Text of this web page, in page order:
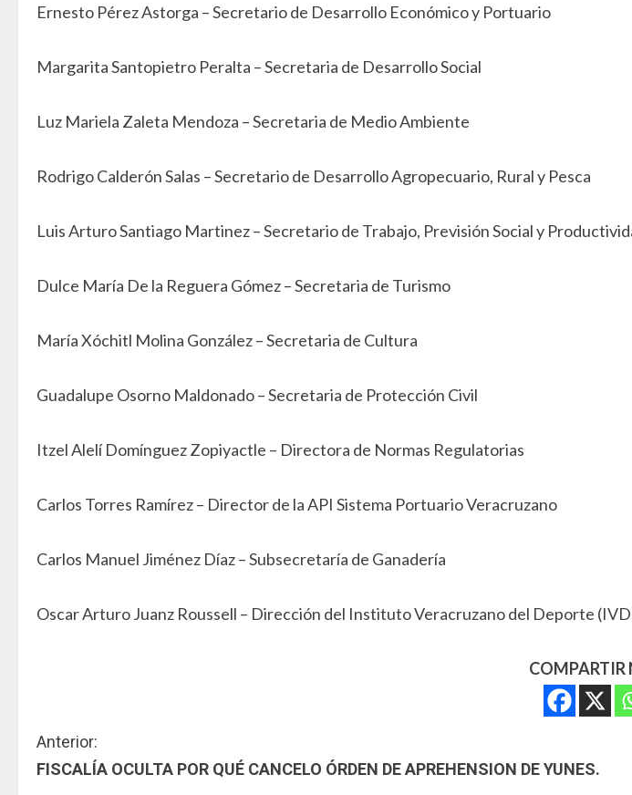
Ernesto Pérez Astorga – Secretario de Desarrollo Económico y Portuario
Margarita Santopietro Peralta – Secretaria de Desarrollo Social
Luz Mariela Zaleta Mendoza – Secretaria de Medio Ambiente
Rodrigo Calderón Salas – Secretario de Desarrollo Agropecuario, Rural y Pesca
Luis Arturo Santiago Martinez – Secretario de Trabajo, Previsión Social y
Dulce María De la Reguera Gómez – Secretaria de Turismo
María Xóchitl Molina González – Secretaria de Cultura
Guadalupe Osorno Maldonado – Secretaria de Protección Civil
Itzel Alelí Domínguez Zopiyactle – Directora de Normas Regulatorias
Carlos Torres Ramírez – Director de la API Sistema Portuario Veracruzano
Carlos Manuel Jiménez Díaz – Subsecretaría de Ganadería
Oscar Arturo Juanz Roussell – Dirección del Instituto Veracruzano del Deporte
COMPARTIR
S
i
Anterior:
FISCALÍA OCULTA POR QUÉ CANCELO ÓRDEN DE APREHENSION DE YUNES.